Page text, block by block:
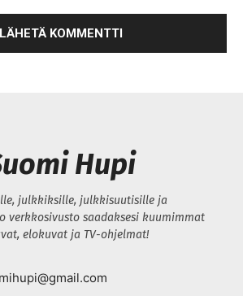
Hupi
julkkiksille, julkkisuutisille ja
verkkosivusto saadaksesi kuumimmat
elokuvat ja TV-ohjelmat!